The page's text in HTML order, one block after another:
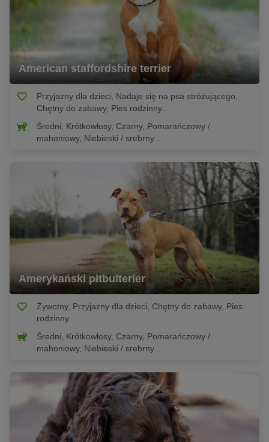
American staffordshire terrier
Przyjazny dla dzieci, Nadaje się na psa stróżującego,
Chętny do zabawy, Pies rodzinny...
Średni, Krótkowłosy, Czarny, Pomarańczowy /
mahoniowy, Niebieski / srebrny...
Amerykański pitbulterier
Żywotny, Przyjazny dla dzieci, Chętny do zabawy, Pies
rodzinny...
Średni, Krótkowłosy, Czarny, Pomarańczowy /
mahoniowy, Niebieski / srebrny...